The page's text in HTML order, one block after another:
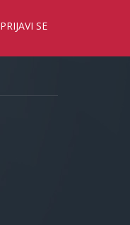
PRIJAVI SE